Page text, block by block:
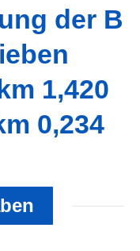
der B
1,420
0,234